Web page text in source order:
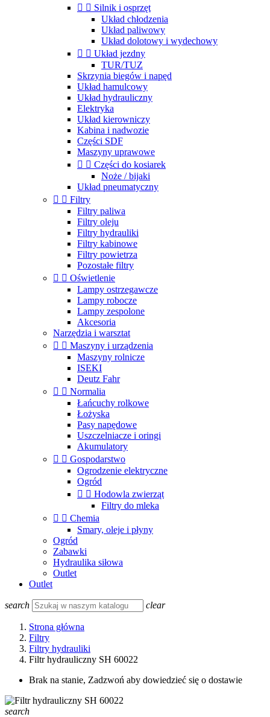
  Silnik i osprzęt
Układ chłodzenia
Układ paliwowy
Układ dolotowy i wydechowy
  Układ jezdny
TUR/TUZ
Skrzynia biegów i napęd
Układ hamulcowy
Układ hydrauliczny
Elektryka
Układ kierowniczy
Kabina i nadwozie
Części SDF
Maszyny uprawowe
  Części do kosiarek
Noże / bijaki
Układ pneumatyczny
  Filtry
Filtry paliwa
Filtry oleju
Filtry hydrauliki
Filtry kabinowe
Filtry powietrza
Pozostałe filtry
  Oświetlenie
Lampy ostrzegawcze
Lampy robocze
Lampy zespolone
Akcesoria
Narzędzia i warsztat
  Maszyny i urządzenia
Maszyny rolnicze
ISEKI
Deutz Fahr
  Normalia
Łańcuchy rolkowe
Łożyska
Pasy napędowe
Uszczelniacze i oringi
Akumulatory
  Gospodarstwo
Ogrodzenie elektryczne
Ogród
  Hodowla zwierząt
Filtry do mleka
  Chemia
Smary, oleje i płyny
Ogród
Zabawki
Hydraulika siłowa
Outlet
Outlet
search clear
Strona główna
Filtry
Filtry hydrauliki
Filtr hydrauliczny SH 60022
Brak na stanie, Zadzwoń aby dowiedzieć się o dostawie
search